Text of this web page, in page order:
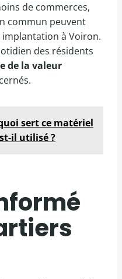
de commerces,
commun peuvent
à Voiron.
des résidents
de la valeur
sert ce matériel
il utilisé ?